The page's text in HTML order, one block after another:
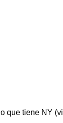
que tiene NY